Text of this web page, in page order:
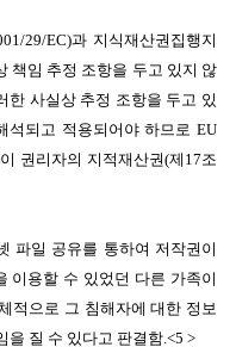
29/EC)과 지식재산권집행지
책임 추정 조항을 두고 있지 않
한 사실상 추정 조항을 두고 있
석되고 적용되어야 하므로 EU
권리자의 지적재산권(제17조
파일 공유를 통하여 저작권이
이용할 수 있었던 다른 가족이
적으로 그 침해자에 대한 정보
을 질 수 있다고 판결함.<5 >